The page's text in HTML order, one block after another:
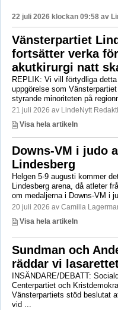
22 juli 2026 klockan 09:58 av
Vänsterpartiet
fortsätter verka
akutkirurgi natt
REPLIK: Vi vill förtydliga
uppgörelse som
styrande minoriteten på
21 juli 2026 av LindeNytt
Visa hela artikeln
Downs-VM i judo
Lindesberg
Helgen 5-9 augusti kommer
Lindesberg arena, då atleter
om medaljerna i Downs-VM i
20 juli 2026 av Camilla
Visa hela artikeln
Sundman och
räddar vi
INSÄNDARE/DEBATT:
Centerpartiet och
Vänsterpartiets stöd beslutat
vid ...